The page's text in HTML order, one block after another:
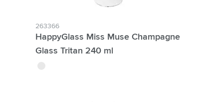
263366
HappyGlass Miss Muse Champagne
Glass Tritan 240 ml